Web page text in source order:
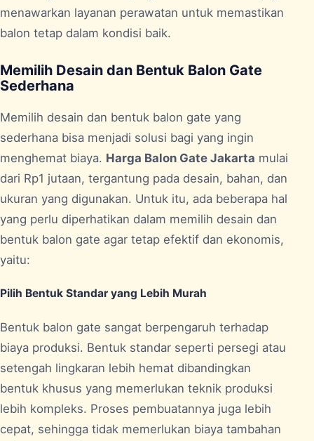
menawarkan layanan perawatan untuk memastikan
balon tetap dalam kondisi baik.
Memilih Desain dan Bentuk Balon Gate
Sederhana
Memilih desain dan bentuk balon gate yang
sederhana bisa menjadi solusi bagi yang ingin
menghemat biaya. Harga Balon Gate Jakarta mulai
dari Rp1 jutaan, tergantung pada desain, bahan, dan
ukuran yang digunakan. Untuk itu, ada beberapa hal
yang perlu diperhatikan dalam memilih desain dan
bentuk balon gate agar tetap efektif dan ekonomis,
yaitu:
Pilih Bentuk Standar yang Lebih Murah
Bentuk balon gate sangat berpengaruh terhadap
biaya produksi. Bentuk standar seperti persegi atau
setengah lingkaran lebih hemat dibandingkan
bentuk khusus yang memerlukan teknik produksi
lebih kompleks. Proses pembuatannya juga lebih
cepat, sehingga tidak memerlukan biaya tambahan